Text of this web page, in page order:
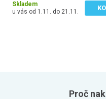
Skladem
u vás od 1.11. do 21.11.
Proč